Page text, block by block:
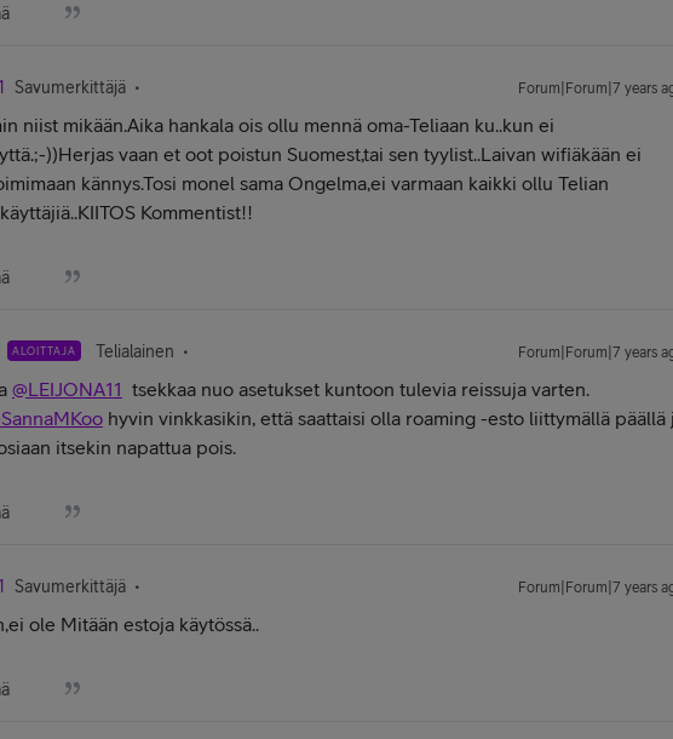
Savumerkittäjä Forum|Forum|7 years
niist mikään.Aika hankala ois ollu mennä oma-Teliaan ku..kun ei
))Herjas vaan et oot poistun Suomest,tai sen tyylist..Laivan wifiäkään ei
kännys.Tosi monel sama Ongelma,ei varmaan kaikki ollu Telian
Kommentist!!
ALOITTAJA Telialainen Forum|Forum|7 years
@LEIJONA11 tsekkaa nuo asetukset kuntoon tulevia reissuja varten.
hyvin vinkkasikin, että saattaisi olla roaming -esto liittymällä päällä
itsekin napattua pois.
Savumerkittäjä Forum|Forum|7 years
ole Mitään estoja käytössä..